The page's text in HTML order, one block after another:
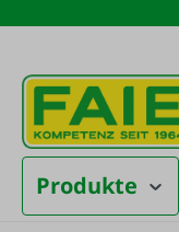
Hauptinhalt
Zur Suche springen
Zur
Produkte